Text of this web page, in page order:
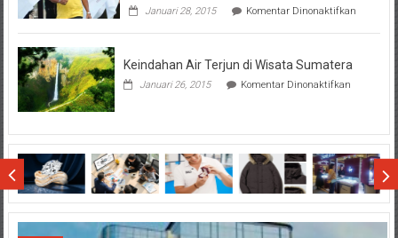
Hasil
Januari 28, 2015 Komentar Dinonaktifkanpada
Beny
Keindahan Air Terjun di Wisata Sumatera
Januari 26, 2015 Komentar Dinonaktifkanpada
di
Wisata
Sumatera